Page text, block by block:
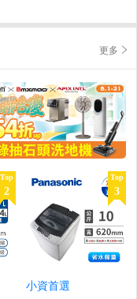
更多
Top
2
Top
3
小資首選